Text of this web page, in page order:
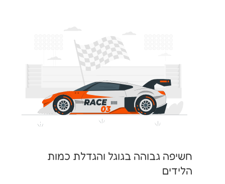
חשיפה גבוהה בגוגל והגדלת כמות
הלידים